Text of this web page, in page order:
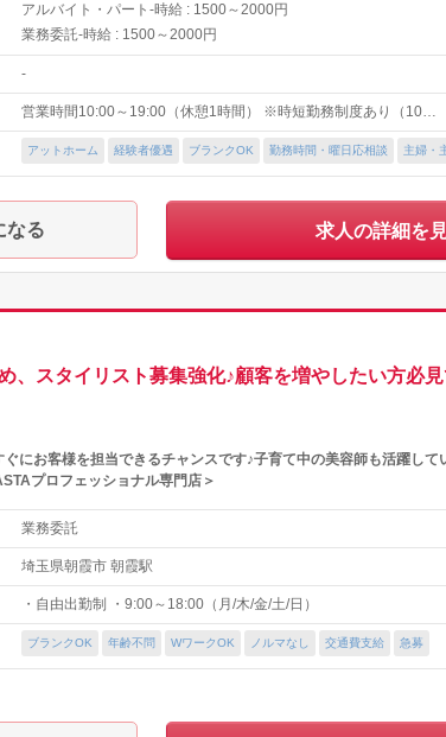
アルバイト・パート-時給 : 1500～2000円
業務委託-時給 : 1500～2000円
-
営業時間10:00～19:00（休憩1時間） ※時短勤務制度あり（10…
アットホーム 経験者優遇 ブランクOK 勤務時間・曜日応相談 主婦・
なる 求人の詳細を
、スタイリスト募集強化♪顧客を増やしたい方必
ぐにお客様を担当できるチャンスです♪子育て中の美容師も活躍し
プロフェッショナル専門店＞
業務委託
埼玉県朝霞市 朝霞駅
・自由出勤制 ・9:00～18:00（月/木/金/土/日）
ブランクOK 年齢不問 WワークOK ノルマなし 交通費支給 急募